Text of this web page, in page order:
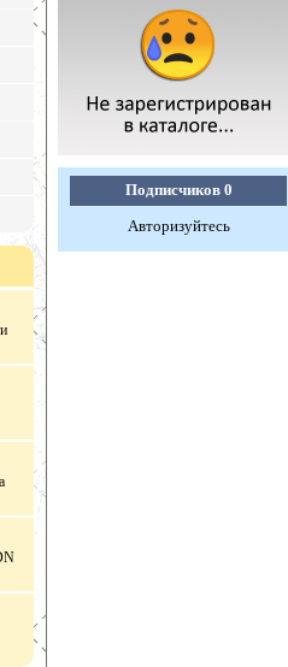
Подписчиков 0
Авторизуйтесь